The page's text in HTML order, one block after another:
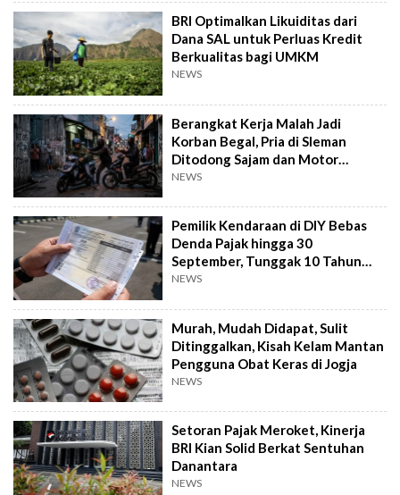
BRI Optimalkan Likuiditas dari
Dana SAL untuk Perluas Kredit
Berkualitas bagi UMKM
NEWS
Berangkat Kerja Malah Jadi
Korban Begal, Pria di Sleman
Ditodong Sajam dan Motor
Digasak
NEWS
Pemilik Kendaraan di DIY Bebas
Denda Pajak hingga 30
September, Tunggak 10 Tahun
Cukup Bayar 5 Tahun
NEWS
Murah, Mudah Didapat, Sulit
Ditinggalkan, Kisah Kelam Mantan
Pengguna Obat Keras di Jogja
NEWS
Setoran Pajak Meroket, Kinerja
BRI Kian Solid Berkat Sentuhan
Danantara
NEWS